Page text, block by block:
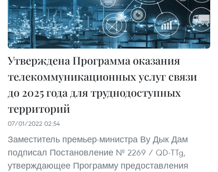
Утверждена Программа оказания
телекоммуникационных услуг связи
до 2025 года для труднодоступных
территорий
07/01/2022 02:54
Заместитель премьер-министра Ву Дык Дам
подписал Постановление № 2269 / QD-TTg,
утверждающее Программу предоставления